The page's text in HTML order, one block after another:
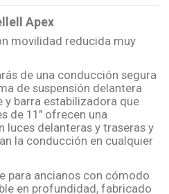
Apex
movilidad reducida muy
de una conducción segura
de suspensión delantera
barra estabilizadora que
de 11" ofrecen una
luces delanteras y traseras y
la conducción en cualquier
para ancianos con cómodo
en profundidad, fabricado